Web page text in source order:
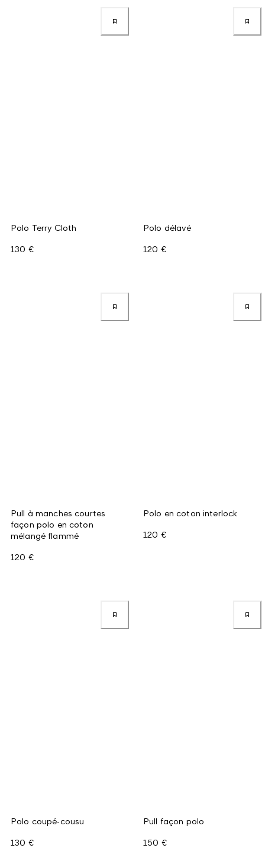
Polo Terry Cloth
130 €
Polo délavé
120 €
Pull à manches courtes
façon polo en coton
mélangé flammé
120 €
Polo en coton interlock
120 €
Polo coupé-cousu
130 €
Pull façon polo
150 €